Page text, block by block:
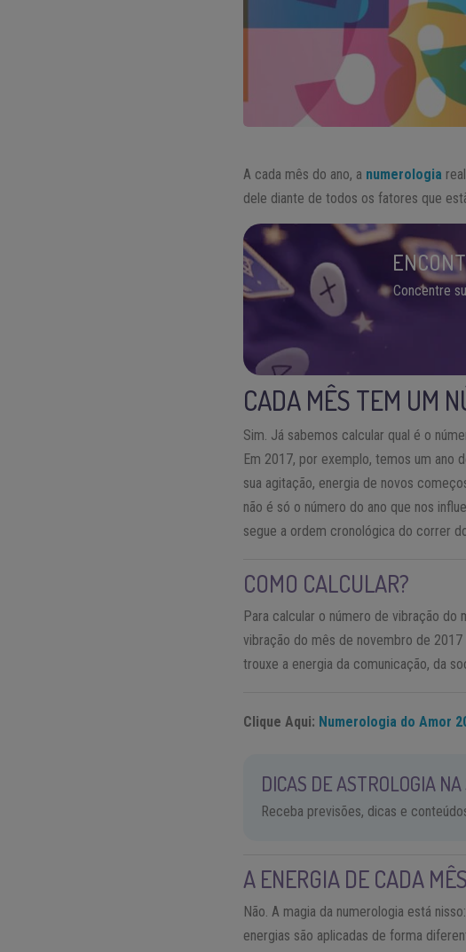
A cada mês do ano, a numerologia
dele diante de todos os fatores que
Concentre
CADA MÊS TEM UM
Sim. Já sabemos calcular qual é o
Em 2017, por exemplo, temos um ano
sua agitação, energia de novos
não é só o número do ano que nos
segue a ordem cronológica do correr
COMO CALCULAR?
Para calcular o número de vibração
vibração do mês de novembro de
trouxe a energia da comunicação, da
Clique Aqui: Numerologia do Amor
DICAS DE ASTROLOGIA
Receba previsões, dicas e
A ENERGIA DE CADA
Não. A magia da numerologia está
energias são aplicadas de forma